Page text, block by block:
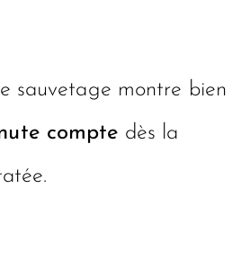
sauvetage montre bien
compte dès la